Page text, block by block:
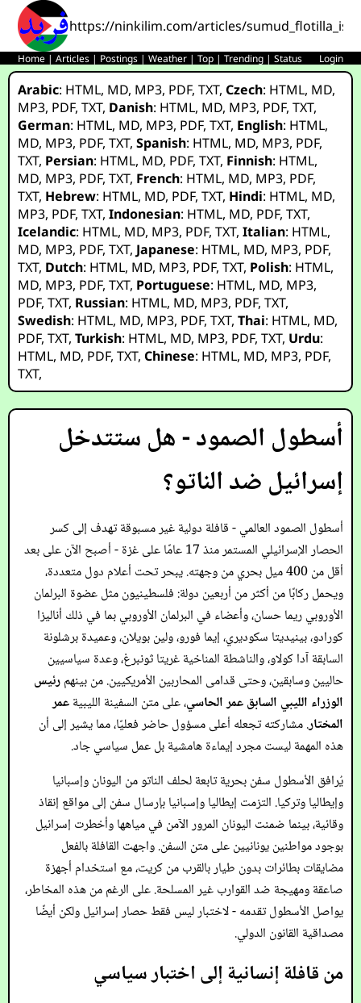
https://ninkilim.com/articles/
Home |Articles | Postings |Weather |Top |Trending |Status Login
Arabic: HTML, MD, MP3, PDF,TXT,Czech: HTML, MD,
MP3, PDF,TXT, Danish: HTML, MD, MP3, PDF,TXT,
German: HTML, MD, MP3, PDF,TXT, English: HTML,
MD, MP3, PDF,TXT,Spanish: HTML, MD, MP3, PDF,
TXT, Persian: HTML, MD, PDF,TXT, Finnish: HTML,
MD, MP3, PDF,TXT, French: HTML, MD, MP3, PDF,
TXT, Hebrew: HTML, MD, PDF,TXT, Hindi: HTML, MD,
MP3, PDF,TXT,Indonesian: HTML, MD, PDF,TXT,
Icelandic: HTML, MD, MP3, PDF,TXT,Italian: HTML,
MD, MP3, PDF,TXT, Japanese: HTML, MD, MP3, PDF,
TXT, Dutch: HTML, MD, MP3, PDF,TXT, Polish: HTML,
MD, MP3, PDF,TXT, Portuguese: HTML, MD, MP3,
PDF,TXT, Russian: HTML, MD, MP3, PDF,TXT,
Swedish: HTML, MD, MP3, PDF,TXT,Thai: HTML, MD,
PDF,TXT,Turkish: HTML, MD, MP3, PDF,TXT, Urdu:
HTML, MD, PDF,TXT,Chinese: HTML, MD, MP3, PDF,
TXT,
أسطول الصمود - هل ستتدخل
إسرائيل ضد الناتو؟
أسطول الصمود العالمي - قافلة دولية غير مسبوقة تهدف إلى كسر
الحصار الإسرائيلي المستمر منذ 17 عامًا على غزة - أصبح الآن على بعد
أقل من 400 ميل بحري من وجهته. يبحر تحت أعلام دول متعددة،
ويحمل ركابًا من أكثر من أربعين دولة: فلسطينيون مثل عضوة البرلمان
الأوروبي ريما حسان، وأعضاء في البرلمان الأوروبي بما في ذلك أناليزا
كورادو، بينيديتا سكوديري، إيما فورو، ولين بويلان، وعميدة برشلونة
السابقة آدا كولاو، والناشطة المناخية غريتا ثونبرغ، وعدة سياسيين
حاليين وسابقين، وحتى قدامى المحاربين الأمريكيين. من بينهمرئيس
الوزراء الليبي السابق عمر الحاسي، على متن السفينة الليبيةعمر
المختار. مشاركته تجعله أعلى مسؤول حاضر فعليًا، مما يشير إلى أن
هذه المهمة ليست مجرد إيماءة هامشية بل عمل سياسي جاد.
يُرافق الأسطول سفن بحرية تابعة لحلف الناتو من اليونان وإسبانيا
وإيطاليا وتركيا. التزمت إيطاليا وإسبانيا بإرسال سفن إلى مواقع إنقاذ
وقائية، بينما ضمنت اليونان المرور الآمن في مياهها وأخطرت إسرائيل
بوجود مواطنين يونانيين على متن السفن. واجهت القافلة بالفعل
مضايقات بطائرات بدون طيار بالقرب من كريت، مع استخدام أجهزة
صاعقة ومهيجة ضد القوارب غير المسلحة. على الرغم من هذه المخاطر،
يواصل الأسطول تقدمه - لاختبار ليس فقط حصار إسرائيل ولكن أيضًا
مصداقية القانون الدولي.
من قافلة إنسانية إلى اختبار سياسي